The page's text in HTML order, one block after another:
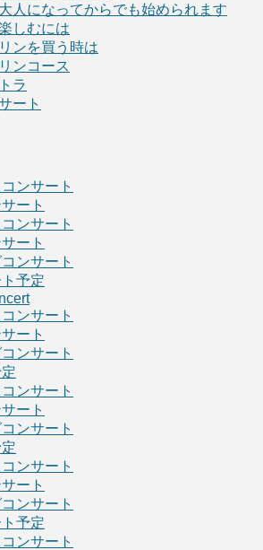
人になってからでも始められます
しむには
ンを買う時は
ンコース
ラ
ート
ンサート
ート
ンサート
ート
ンサート
予定
ンサート
ート
ンサート
ンサート
ート
ンサート
ンサート
ート
ンサート
予定
ンサート